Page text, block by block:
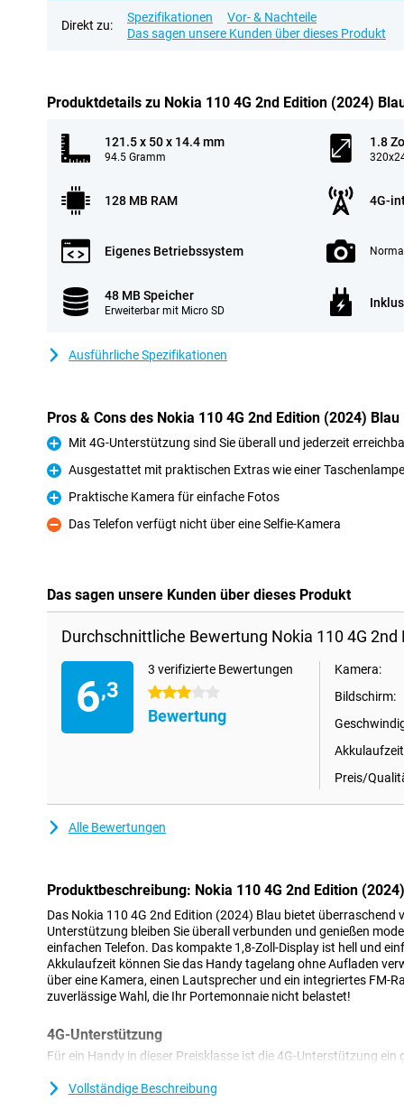
Direkt zu:
Spezifikationen
Vor- & Nachteile
Das sagen unsere Kunden über dieses Produkt
Produktdetails zu Nokia 110 4G 2nd Edition (2024)
121.5 x 50 x 14.4 mm
94.5 Gramm
1.8 Zoll
128 MB RAM 4G-
Eigenes Betriebssystem
48 MB Speicher
Erweiterbar mit Micro SD
Ausführliche Spezifikationen
Pros & Cons des Nokia 110 4G 2nd Edition (2024) Blau
Pro
Mit 4G-Unterstützung sind Sie überall und jederzeit
Pro
Ausgestattet mit praktischen Extras wie einer
Pro
Praktische Kamera für einfache Fotos
Kontra
Das Telefon verfügt nicht über eine Selfie-Kamera
Das sagen unsere Kunden über dieses Produkt
Durchschnittliche Bewertung Nokia 110 4G 2nd
6,3
3 verifizierte Bewertungen
3 Sterne
Bewertung
Kamera:
Bildschirm:
Preis/
Alle Bewertungen
Produktbeschreibung: Nokia 110 4G 2nd Edition
Das Nokia 110 4G 2nd Edition (2024) Blau bietet überraschend
Unterstützung bleiben Sie überall verbunden und genießen
einfachen Telefon. Das kompakte 1,8-Zoll-Display ist hell und
Akkulaufzeit können Sie das Handy tagelang ohne Aufladen
über eine Kamera, einen Lautsprecher und ein integriertes FM-
zuverlässige Wahl, die Ihr Portemonnaie nicht belastet!
4G-Unterstützung
Für ein Handy in dieser Preisklasse ist die 4G-Unterstützung ein
Internetfunktionen wie das Lesen einfacher Nachrichten oder
Vollständige Beschreibung